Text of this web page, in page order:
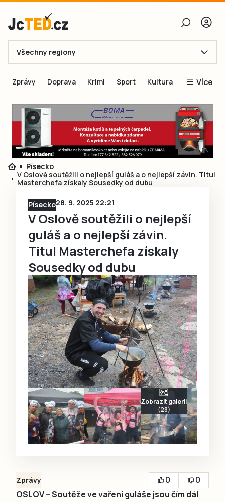
E-mail
Obnovit heslo
Přihlásit se
Ještě nemám účet, chci se
Všechny regiony
Zprávy Doprava Krimi Sport Kultura Více
Blogy
Inspirace
Čtenáři píší
Speciální přílohy
Písecko
V Oslově soutěžili o nejlepší guláš a o nejlepší závin. Titul
Masterchefa získaly Sousedky od dubu
Písecko28. 9. 2025 22:21
V Oslově soutěžili o nejlepší
guláš a o nejlepší závin.
Titul Masterchefa získaly
Sousedky od dubu
Zobrazit galerii
(28)
Zprávy 0
0
OSLOV – Soutěže ve vaření guláše jsou čím dál